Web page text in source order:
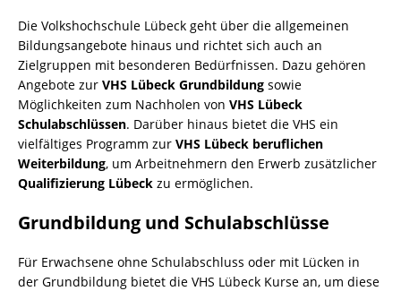
Die Volkshochschule Lübeck geht über die allgemeinen
Bildungsangebote hinaus und richtet sich auch an
Zielgruppen mit besonderen Bedürfnissen. Dazu gehören
Angebote zur VHS Lübeck Grundbildung sowie
Möglichkeiten zum Nachholen von VHS Lübeck
Schulabschlüssen. Darüber hinaus bietet die VHS ein
vielfältiges Programm zur VHS Lübeck beruflichen
Weiterbildung, um Arbeitnehmern den Erwerb zusätzlicher
Qualifizierung Lübeck zu ermöglichen.
Grundbildung und Schulabschlüsse
Für Erwachsene ohne Schulabschluss oder mit Lücken in
der Grundbildung bietet die VHS Lübeck Kurse an, um diese